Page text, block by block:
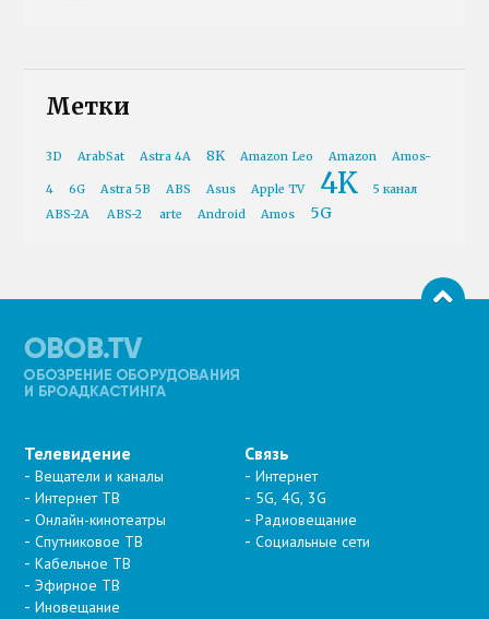
Метки
3D ArabSat Astra 4A 8K Amazon Leo Amazon Amos-
4 6G Astra 5B ABS Asus Apple TV 4K
5 канал
ABS-2A
ABS-2 arte Android Amos 5G
Телевидение
Вещатели и каналы
Интернет ТВ
Онлайн-кинотеатры
Спутниковое ТВ
Кабельное ТВ
Эфирное ТВ
Иновещание
Связь
Интернет
5G, 4G, 3G
Радиовещание
Социальные сети